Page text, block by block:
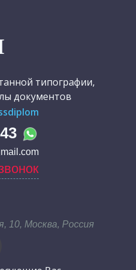
типографии,
документов
10, Москва, Россия